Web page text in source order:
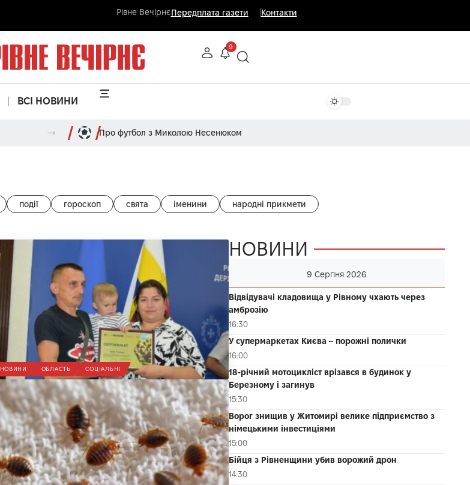
Рівне ВечірнєПередплата газети Контакти
9
ВСІ НОВИНИ
Про футбол з Миколою Несенюком
події гороскоп свята іменини народні прикмети
НОВИНИ ОБЛАСТЬ СОЦІАЛЬНІ
НОВИНИ
9 Серпня 2026
Відвідувачі кладовища у Рівному чхають через
амброзію
16:30
У супермаркетах Києва – порожні полички
16:00
18-річний мотоцикліст врізався в будинок у
Березному і загинув
15:30
Ворог знищив у Житомирі велике підприємство з
німецькими інвестиціями
15:00
Бійця з Рівненщини убив ворожий дрон
14:30